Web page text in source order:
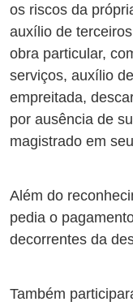
os riscos da
auxílio de
obra particular,
serviços, auxílio
empreitada,
por ausência de
magistrado em
Além do
pedia o
decorrentes da
Também